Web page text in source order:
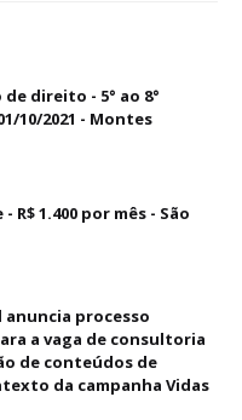
direito - 5° ao 8°
10/2021 - Montes
R$ 1.400 por mês - São
anuncia processo
a vaga de consultoria
de conteúdos de
da campanha Vidas